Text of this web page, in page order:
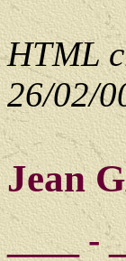
HTML
26/02/
Jean
____ -